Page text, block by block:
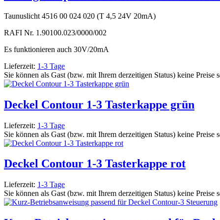
Taunuslicht 4516 00 024 020 (T 4,5 24V 20mA)
RAFI Nr. 1.90100.023/0000/002
Es funktionieren auch 30V/20mA
Lieferzeit: 1-3 Tage
Sie können als Gast (bzw. mit Ihrem derzeitigen Status) keine Preise
Deckel Contour 1-3 Tasterkappe grün
Lieferzeit: 1-3 Tage
Sie können als Gast (bzw. mit Ihrem derzeitigen Status) keine Preise
Deckel Contour 1-3 Tasterkappe rot
Lieferzeit: 1-3 Tage
Sie können als Gast (bzw. mit Ihrem derzeitigen Status) keine Preise